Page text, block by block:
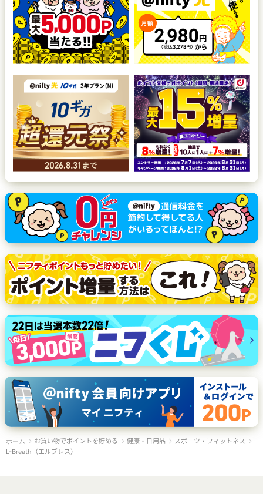
ホーム お買い物でポイントを貯める 健康・日用品
スポーツ・フィットネス
L-Breath（エルブレス）